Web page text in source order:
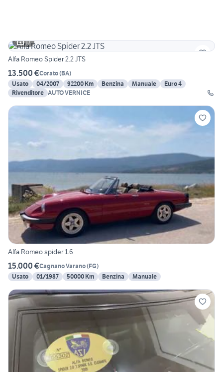
17
Alfa Romeo Spider 2.2 JTS
13.500 €Corato(BA)
Usato
04/2007 92200 Km Benzina Manuale
Euro 4
Rivenditore AUTO VERNICE
Alfa Romeo spider 1.6
15.000 €Cagnano Varano(FG)
Usato
01/1987 50000 Km Benzina Manuale